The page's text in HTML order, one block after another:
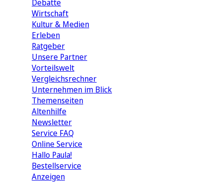
Debatte
Wirtschaft
Kultur & Medien
Erleben
Ratgeber
Unsere Partner
Vorteilswelt
Vergleichsrechner
Unternehmen im Blick
Themenseiten
Altenhilfe
Newsletter
Service FAQ
Online Service
Hallo Paula!
Bestellservice
Anzeigen